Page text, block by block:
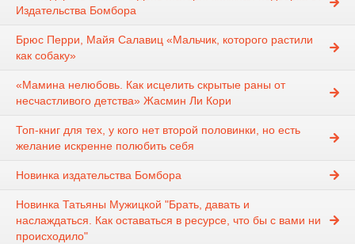
Издательства Бомбора
Брюс Перри, Майя Салавиц «Мальчик, которого растили
как собаку»
«Мамина нелюбовь. Как исцелить скрытые раны от
несчастливого детства» Жасмин Ли Кори
Топ-книг для тех, у кого нет второй половинки, но есть
желание искренне полюбить себя
Новинка издательства Бомбора
Новинка Татьяны Мужицкой "Брать, давать и
наслаждаться. Как оставаться в ресурсе, что бы с вами ни
происходило"